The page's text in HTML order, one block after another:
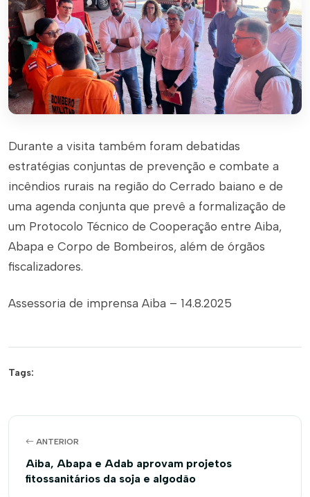
Durante a visita também foram debatidas
estratégias conjuntas de prevenção e combate a
incêndios rurais na região do Cerrado baiano e de
uma agenda conjunta que prevê a formalização de
um Protocolo Técnico de Cooperação entre Aiba,
Abapa e Corpo de Bombeiros, além de órgãos
fiscalizadores.
Assessoria de imprensa Aiba – 14.8.2025
Tags:
ANTERIOR
Aiba, Abapa e Adab aprovam projetos
fitossanitários da soja e algodão